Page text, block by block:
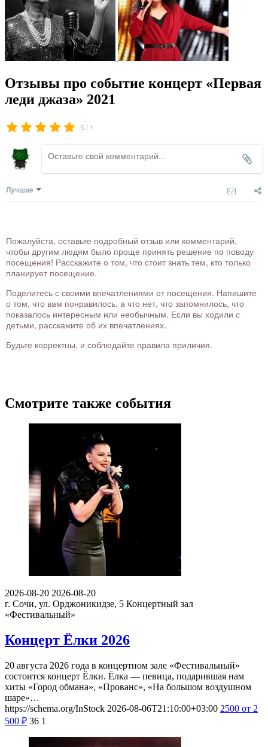
Отзывы про событие концерт «Первая
леди джаза» 2021
5 / 1
Лучшие
Пожалуйста, оставьте подробный отзыв или комментарий,
чтобы другим людям было проще принять решение по поводу
посещения! Расскажите о том, что стоит знать тем, кто только
планирует посещение.
Поделитесь с своими впечатлениями от посещения. Напишите
о том, что вам понравилось, а что нет, что запомнилось, что
показалось интересным или необычным. Если вы ходили с
детьми, расскажите об их впечатлениях.
Будьте корректны, и соблюдайте правила приличия.
Смотрите также события
2026-08-20 2026-08-20
г. Сочи, ул. Орджоникидзе, 5 Концертный зал
«Фестивальный»
Концерт Ёлки 2026
20 августа 2026 года в концертном зале «Фестивальный»
состоится концерт Ёлки. Ёлка — певица, подарившая нам
хиты «Город обмана», «Прованс», «На большом воздушном
шаре»…
https://schema.org/InStock 2026-08-06T21:10:00+03:00 2500 от 2
500 ₽ 36 1